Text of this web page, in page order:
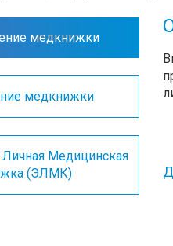
медкнижки
медкнижки
Личная Медицинская
(ЭЛМК)